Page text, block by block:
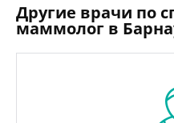
Другие врачи по
маммолог в